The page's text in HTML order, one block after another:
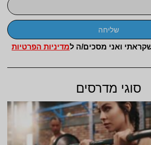
ואני מסכים/ה למדיניות הפרטיות
שליחה
סוגי מדרסים